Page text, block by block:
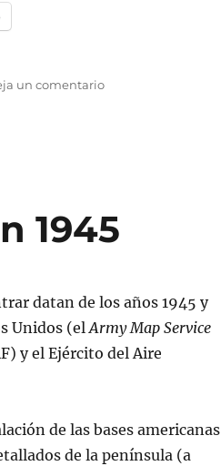
un comentario
1945
datan de los años 1945 y
Unidos (elArmy Map Service
y el Ejército del Aire
de las bases americanas
de la península (a